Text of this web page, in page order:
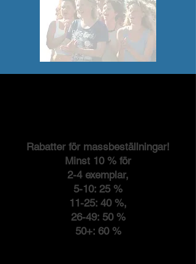
Rabatter för massbeställningar!
Minst 10 % för
2-4 exemplar,
5-10: 25 %
11-25: 40 %,
26-49: 50 %
50+: 60 %